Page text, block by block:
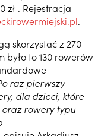
zł . Rejestracja
.
skorzystać z 270
to 130 rowerów
raz pierwszy
dla dzieci, które
rowery typu